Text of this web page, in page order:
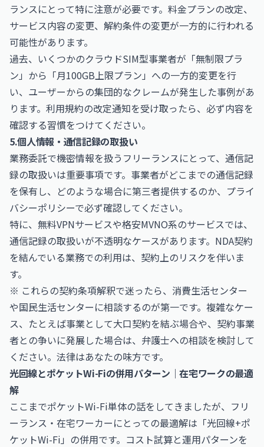
ランスにとって特に注意が必要です。料金プランの改定、
サービス内容の変更、解約条件の変更が一方的に行われる
可能性があります。
過去、いくつかのクラウドSIM型事業者が「無制限プラ
ン」から「月100GB上限プラン」への一方的変更を行
い、ユーザーからの集団的なクレームが発生した事例があ
ります。利用規約の改定通知を受け取ったら、必ず内容を
確認する習慣をつけてください。
5.個人情報・通信記録の取扱い
業務委託で機密情報を扱うフリーランスにとって、通信記
録の取扱いは重要事項です。事業者がどこまでの通信記録
を保有し、どのような場合に第三者提供するのか、プライ
バシーポリシーで必ず確認してください。
特に、無料VPNサービスや格安MVNO系のサービスでは、
通信記録の取扱いが不透明なケースがあります。NDA契約
を結んでいる業務での利用は、契約上のリスクを伴いま
す。
※ これらの契約条項解釈で迷ったら、消費生活センター
や国民生活センターに相談するのが第一です。複雑なケー
ス、たとえば事業として大口契約を結ぶ場合や、契約事業
者との争いに発展した場合は、弁護士への相談を検討して
ください。法律はあなたの味方です。
光回線とポケットWi-Fiの併用パターン｜在宅ワークの最適
解
ここまでポケットWi-Fi単体の話をしてきましたが、フリ
ーランス・在宅ワーカーにとっての最適解は「光回線+ポ
ケットWi-Fi」の併用です。コスト試算と運用パターンを